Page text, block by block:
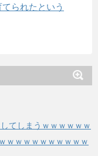
られたという
てしまうｗｗｗｗｗｗ
ｗｗｗｗｗｗｗｗｗｗ